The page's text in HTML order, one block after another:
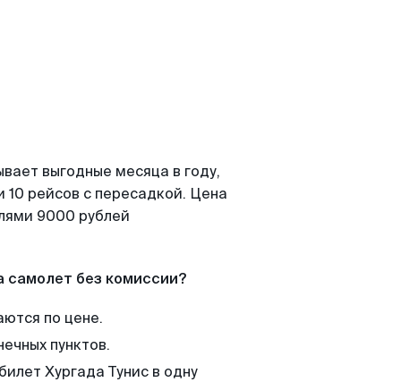
выгодные месяца в году,
рейсов с пересадкой. Цена
9000 рублей
самолет без комиссии?
по цене.
пунктов.
Хургада Тунис в одну